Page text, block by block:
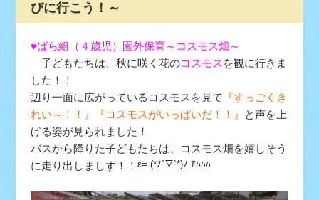
びに行こう！～
♥ばら組（４歳児）園外保育～コスモス畑～
子どもたちは、秋に咲く花のコスモス を観に行きま
した！！
辺り一面に広がっている コスモス を見て 『すっごくき
れい～！！』『コスモスがいっぱいだ！！』
と声を上
げる姿が見られました！
バスから降りた子どもたちは、コスモス畑を嬉しそう
に走り出しましす！！ ε= (*ﾉ´▽`*)ﾉ ｱﾊﾊﾊ